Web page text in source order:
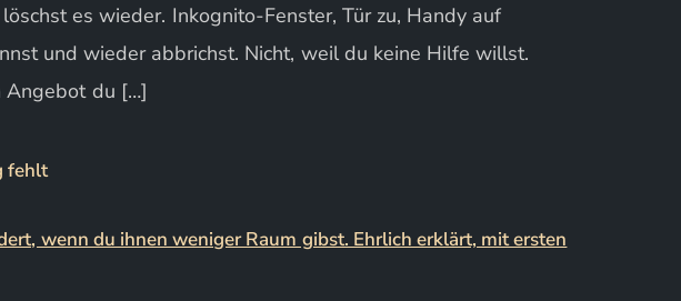
es wieder. Inkognito-Fenster, Tür zu, Handy auf
und wieder abbrichst. Nicht, weil du keine Hilfe willst.
Angebot du […]
fehlt